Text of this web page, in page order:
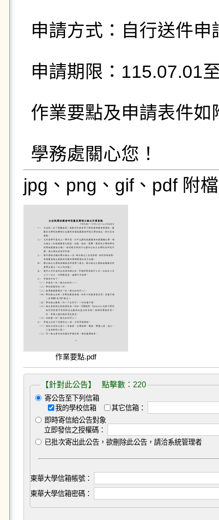
申請方式：自行送件申
申請期限：115.07.01
作業要點及申請表件如
學務處關心您！
jpg、png、gif、pdf 附
作業要點.pdf
【針對此公告】 點擊數：220
寄公告至下列信箱
我的學校信箱
其它信箱：
即時寄信給公告對象
立即發信之授權碼：
已批次寄出此公告，欲刪除此公告，請洽系統管理者
東華大學信箱帳號：
東華大學信箱密碼：